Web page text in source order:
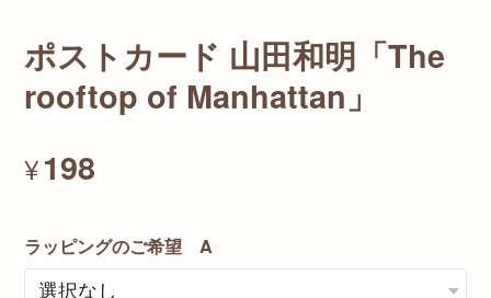
ポストカード 山田和明「The
rooftop of Manhattan」
¥198
ラッピングのご希望 A